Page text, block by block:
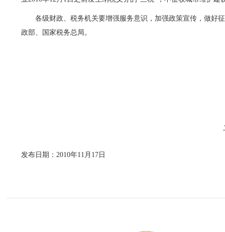
各级财政、税务机关要增强服务意识，加强政策宣传，做好
政部、国家税务总局。
发布日期：2010年11月17日